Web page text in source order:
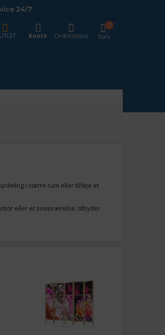
24/7
Kurv
0
Konto Ordrestatus
i større rum eller tilføje et
eller et soveværelse, tilbyder